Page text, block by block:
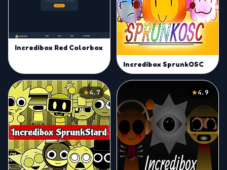
Incredibox Red Colorbox
Incredibox SprunkOSC
4.7 4.9